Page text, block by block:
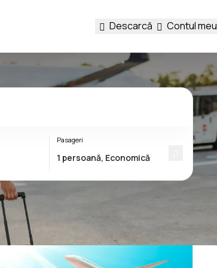
Descarcă Contul meu
Pasageri